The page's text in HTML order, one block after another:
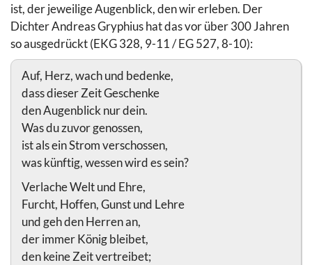
ist, der jeweilige Augenblick, den wir erleben. Der
Dichter Andreas Gryphius hat das vor über 300 Jahren
so ausgedrückt (EKG 328, 9-11 / EG 527, 8-10):
Auf, Herz, wach und bedenke,
dass dieser Zeit Geschenke
den Augenblick nur dein.
Was du zuvor genossen,
ist als ein Strom verschossen,
was künftig, wessen wird es sein?
Verlache Welt und Ehre,
Furcht, Hoffen, Gunst und Lehre
und geh den Herren an,
der immer König bleibet,
den keine Zeit vertreibet;